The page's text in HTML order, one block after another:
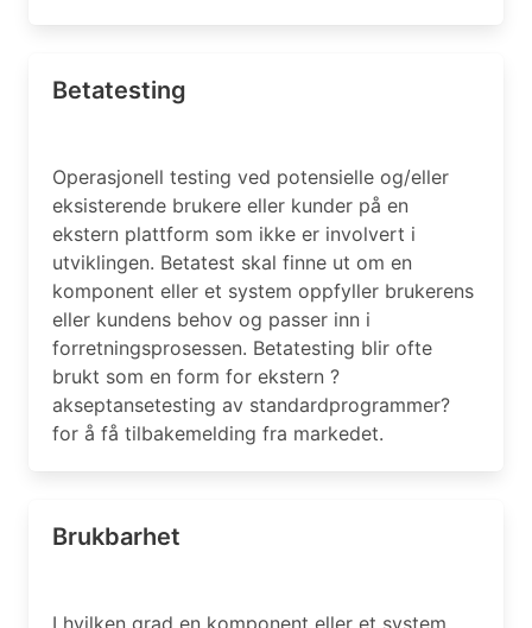
Betatesting
Operasjonell testing ved potensielle og/eller
eksisterende brukere eller kunder på en
ekstern plattform som ikke er involvert i
utviklingen. Betatest skal finne ut om en
komponent eller et system oppfyller brukerens
eller kundens behov og passer inn i
forretningsprosessen. Betatesting blir ofte
brukt som en form for ekstern ?
akseptansetesting av standardprogrammer?
for å få tilbakemelding fra markedet.
Brukbarhet
I hvilken grad en komponent eller et system